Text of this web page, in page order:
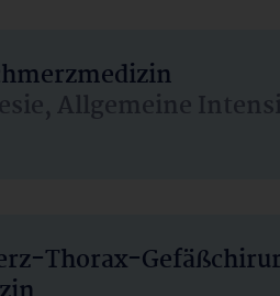
Allgemeine
Thorax-